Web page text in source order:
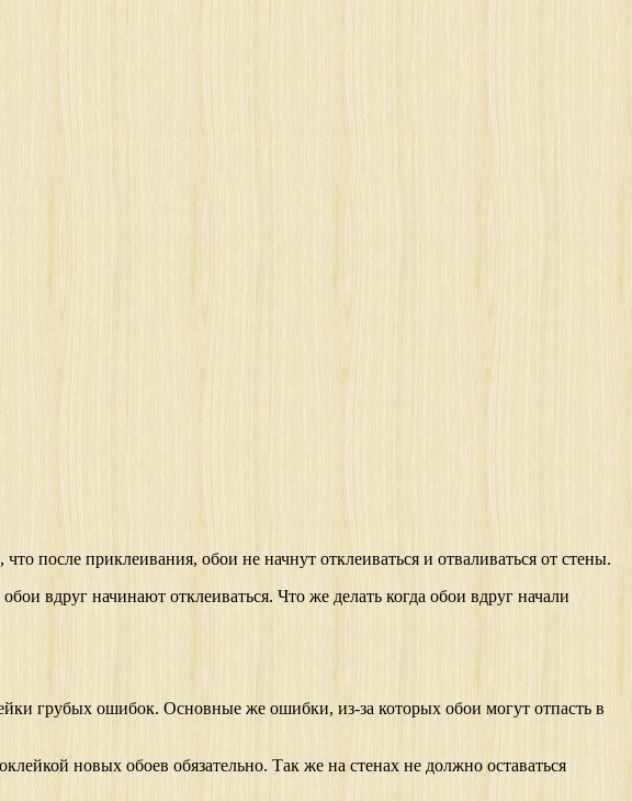
после приклеивания, обои не начнут отклеиваться и отваливаться от стены.
вдруг начинают отклеиваться. Что же делать когда обои вдруг начали
грубых ошибок. Основные же ошибки, из-за которых обои могут отпасть в
новых обоев обязательно. Так же на стенах не должно оставаться